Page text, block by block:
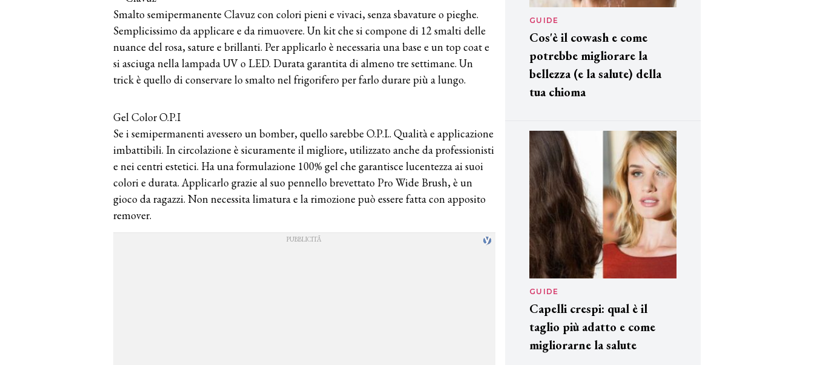
Smalto semipermanente Clavuz con colori pieni e vivaci, senza sbavature o pieghe.
Semplicissimo da applicare e da rimuovere. Un kit che si compone di 12 smalti delle
nuance del rosa, sature e brillanti. Per applicarlo è necessaria una base e un top coat e
si asciuga nella lampada UV o LED. Durata garantita di almeno tre settimane. Un
trick è quello di conservare lo smalto nel frigorifero per farlo durare più a lungo.
Gel Color O.P.I
Se i semipermanenti avessero un bomber, quello sarebbe O.P.I.. Qualità e applicazione
imbattibili. In circolazione è sicuramente il migliore, utilizzato anche da professionisti
e nei centri estetici. Ha una formulazione 100% gel che garantisce lucentezza ai suoi
colori e durata. Applicarlo grazie al suo pennello brevettato Pro Wide Brush, è un
gioco da ragazzi. Non necessita limatura e la rimozione può essere fatta con apposito
remover.
GUIDE
Cos'è il cowash e come
potrebbe migliorare la
bellezza (e la salute) della
tua chioma
GUIDE
Capelli crespi: qual è il
taglio più adatto e come
migliorarne la salute